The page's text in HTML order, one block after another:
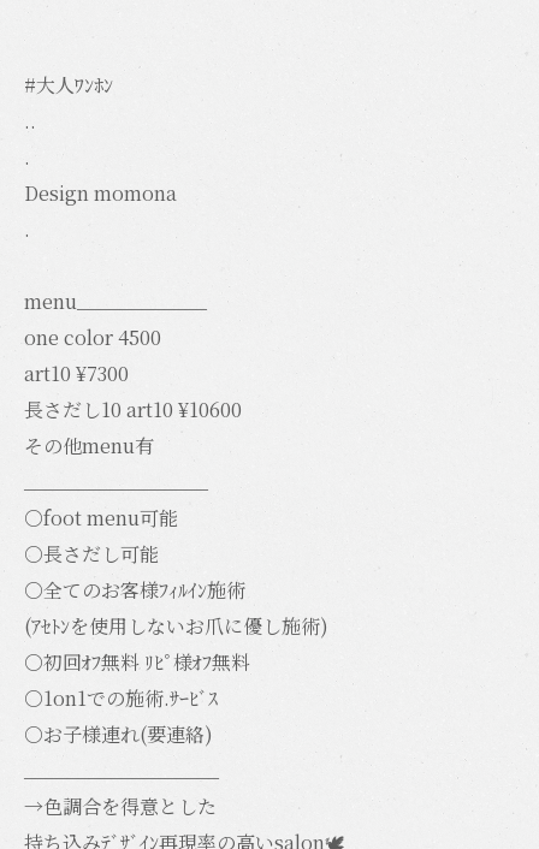
#大人ﾜﾝﾎﾝ
..
.
Design momona
.
menu____________
one color 4500
art10 ¥7300
長さだし10 art10 ¥10600
その他menu有
○foot menu可能
○長さだし可能
○全てのお客様ﾌｨﾙｲﾝ施術
(ｱｾﾄﾝを使用しないお爪に優し施術)
○初回ｵﾌ無料 ﾘﾋﾟ様ｵﾌ無料
○1on1での施術.ｻｰﾋﾞｽ
○お子様連れ(要連絡)
→色調合を得意とした
持ち込みﾃﾞｻﾞｲﾝ再現率の高いsalon🕊️